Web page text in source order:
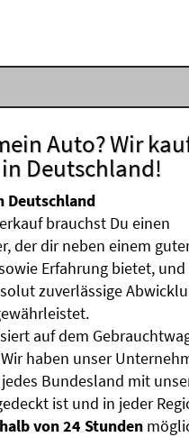
Auto? Wir
Deutschland!
Deutschland
brauchst Du einen
der dir neben einem
Erfahrung bietet, und
zuverlässige
auf dem
haben unser
Bundesland mit
ist und in jeder
von 24 Stunden